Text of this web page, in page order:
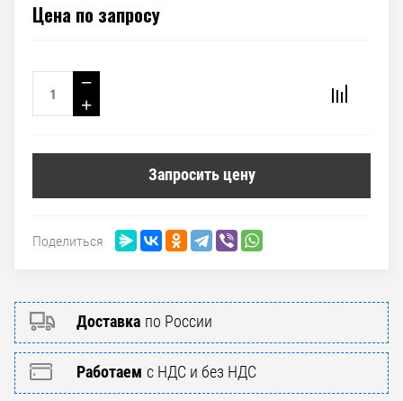
Цена по запросу
−
+
Запросить цену
Поделиться
Доставка по России
Работаем с НДС и без НДС